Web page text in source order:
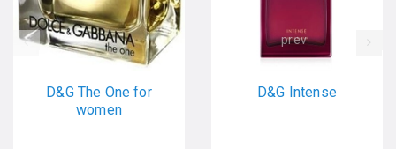
D&G The One for
women
D&G Intense
prev